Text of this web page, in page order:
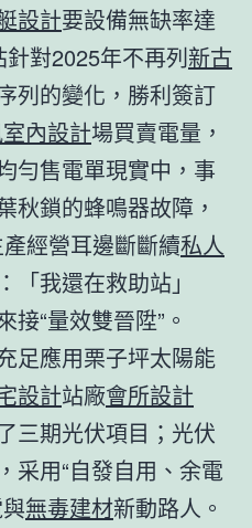
設計要設備無缺率達
對2025年不再列新古
列的變化，勝利簽訂
內設計場買賣電量，
勻售電單現實中，事
鎖的蜂鳴器故障，
經營耳邊斷斷續私人
「我還在救助站」
接“量效雙晉陞”。
足應用栗子坪太陽能
設計站廠會所設計
三期光伏項目；光伏
采用“自發自用、余電
無毒建材新動路人。